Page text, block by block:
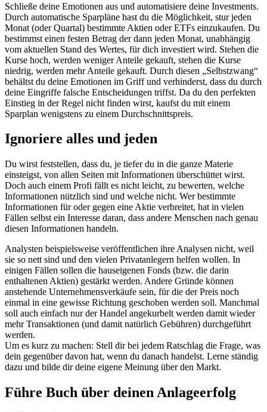
Schließe deine Emotionen aus und automatisiere deine Investments.
Durch automatische Sparpläne hast du die Möglichkeit, stur jeden
Monat (oder Quartal) bestimmte Aktien oder ETFs einzukaufen. Du
bestimmst einen festen Betrag der dann jeden Monat, unabhängig
vom aktuellen Stand des Wertes, für dich investiert wird. Stehen die
Kurse hoch, werden weniger Anteile gekauft, stehen die Kurse
niedrig, werden mehr Anteile gekauft. Durch diesen „Selbstzwang“
behältst du deine Emotionen im Griff und verhinderst, dass du durch
deine Eingriffe falsche Entscheidungen triffst. Da du den perfekten
Einstieg in der Regel nicht finden wirst, kaufst du mit einem
Sparplan wenigstens zu einem Durchschnittspreis.
Ignoriere alles und jeden
Du wirst feststellen, dass du, je tiefer du in die ganze Materie
einsteigst, von allen Seiten mit Informationen überschüttet wirst.
Doch auch einem Profi fällt es nicht leicht, zu bewerten, welche
Informationen nützlich sind und welche nicht. Wer bestimmte
Informationen für oder gegen eine Aktie verbreitet, hat in vielen
Fällen selbst ein Interesse daran, dass andere Menschen nach genau
diesen Informationen handeln.
Analysten beispielsweise veröffentlichen ihre Analysen nicht, weil
sie so nett sind und den vielen Privatanlegern helfen wollen. In
einigen Fällen sollen die hauseigenen Fonds (bzw. die darin
enthaltenen Aktien) gestärkt werden. Andere Gründe können
anstehende Unternehmensverkäufe sein, für die der Preis noch
einmal in eine gewisse Richtung geschoben werden soll. Manchmal
soll auch einfach nur der Handel angekurbelt werden damit wieder
mehr Transaktionen (und damit natürlich Gebühren) durchgeführt
werden.
Um es kurz zu machen: Stell dir bei jedem Ratschlag die Frage, was
dein gegenüber davon hat, wenn du danach handelst. Lerne ständig
dazu und bilde dir deine eigene Meinung über den Markt.
Führe Buch über deinen Anlageerfolg